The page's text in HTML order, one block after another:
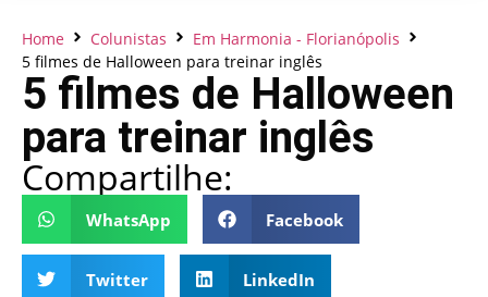
Home Colunistas
Em Harmonia - Florianópolis
5 filmes de Halloween para treinar inglês
5 filmes de Halloween
para treinar inglês
Compartilhe:
WhatsApp Facebook
Twitter LinkedIn